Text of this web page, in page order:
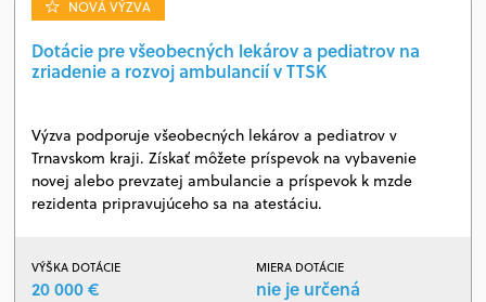
NOVÁ VÝZVA
Dotácie pre všeobecných lekárov a pediatrov na
zriadenie a rozvoj ambulancií v TTSK
Výzva podporuje všeobecných lekárov a pediatrov v
Trnavskom kraji. Získať môžete príspevok na vybavenie
novej alebo prevzatej ambulancie a príspevok k mzde
rezidenta pripravujúceho sa na atestáciu.
VÝŠKA DOTÁCIE
20 000 €
MIERA DOTÁCIE
nie je určená